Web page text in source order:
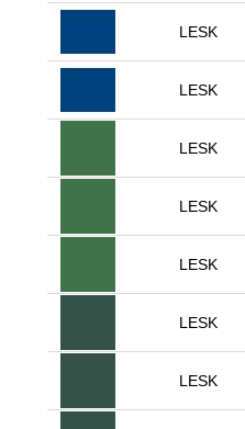
LESK
LESK
LESK
LESK
LESK
LESK
LESK